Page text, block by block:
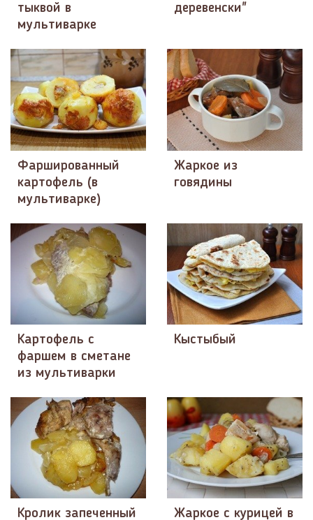
тыквой в
мультиварке
деревенски"
Фаршированный
картофель (в
мультиварке)
Жаркое из
говядины
Картофель с
фаршем в сметане
из мультиварки
Кыстыбый
Кролик запеченный
Жаркое с курицей в